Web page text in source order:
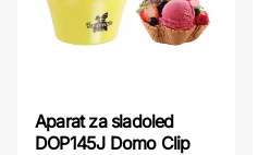
Aparat za sladoled
DOP145J Domo Clip